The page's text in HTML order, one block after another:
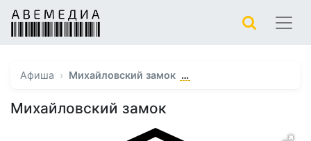
Афиша Михайловский замок …
Михайловский замок